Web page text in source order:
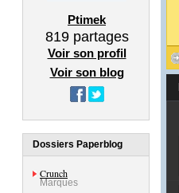
Ptimek
819partages
Voir son profil
Voir son blog
Dossiers Paperblog
Crunch
Marques